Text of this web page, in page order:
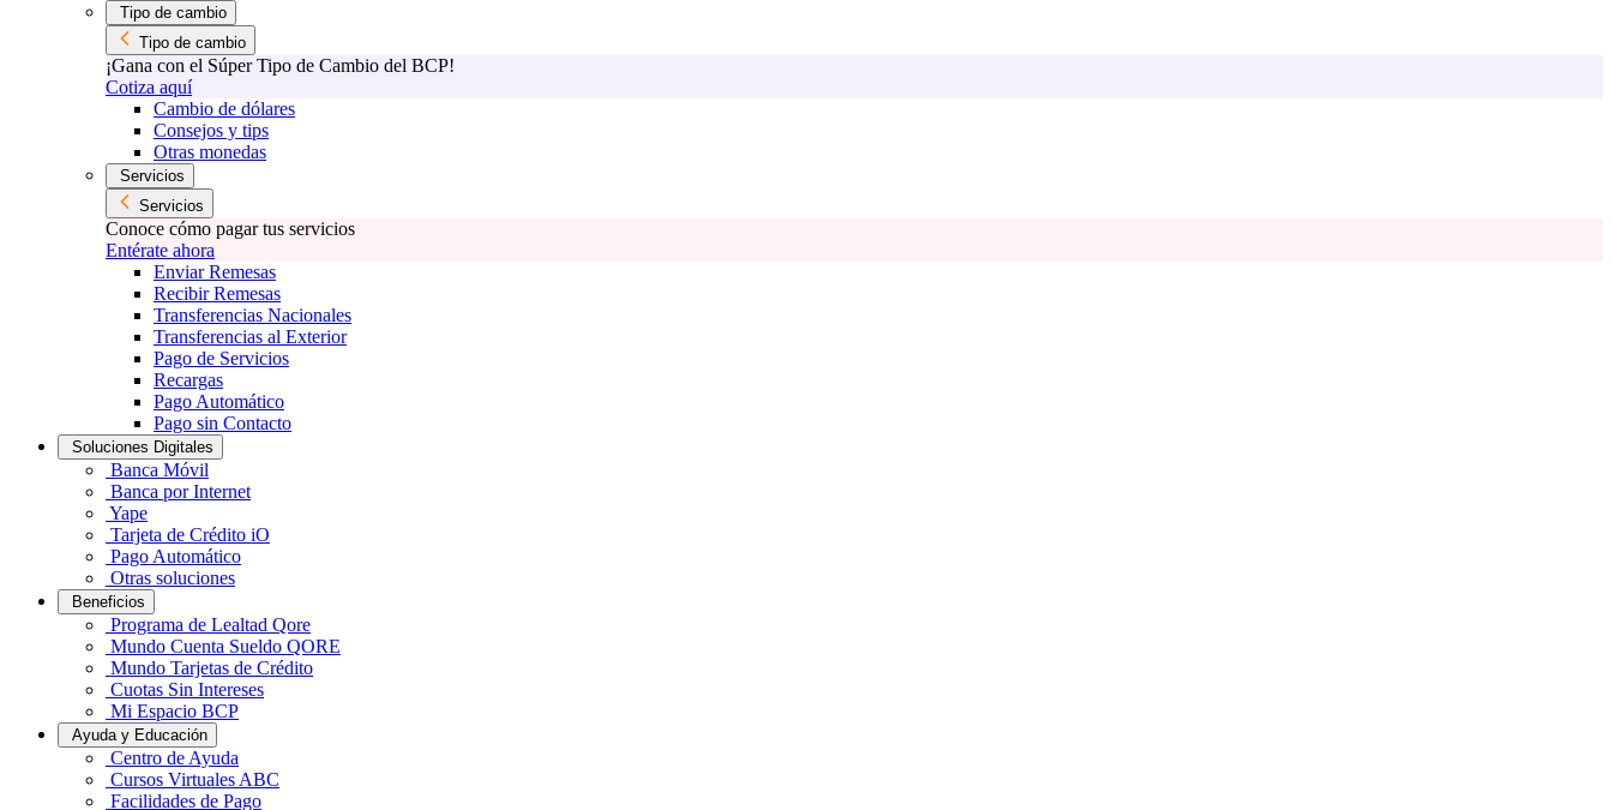
Tipo de cambio
Tipo de cambio
¡Gana con el Súper Tipo de Cambio del BCP!
Cotiza aquí
Cambio de dólares
Consejos y tips
Otras monedas
Servicios
Servicios
Conoce cómo pagar tus servicios
Entérate ahora
Enviar Remesas
Recibir Remesas
Transferencias Nacionales
Transferencias al Exterior
Pago de Servicios
Recargas
Pago Automático
Pago sin Contacto
Soluciones Digitales
Banca Móvil
Banca por Internet
Yape
Tarjeta de Crédito iO
Pago Automático
Otras soluciones
Beneficios
Programa de Lealtad Qore
Mundo Cuenta Sueldo QORE
Mundo Tarjetas de Crédito
Cuotas Sin Intereses
Mi Espacio BCP
Ayuda y Educación
Centro de Ayuda
Cursos Virtuales ABC
Facilidades de Pago